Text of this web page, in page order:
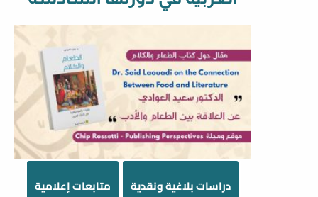
متابعات إعلامية دراسات بلاغية ونقدية